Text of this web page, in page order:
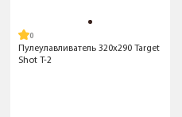
Пулеулавливатель 320x290 Target
Shot T-2